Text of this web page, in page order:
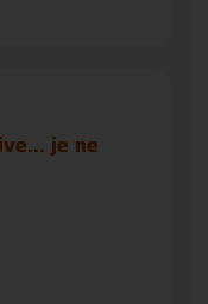
je ne